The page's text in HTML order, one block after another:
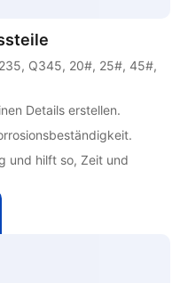
Q345, 20#, 25#, 45#,
Details erstellen.
und hilft so, Zeit und